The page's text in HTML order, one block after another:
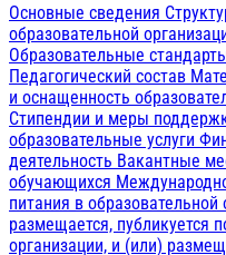
Основные сведения
образовательной
Образовательные
Педагогический состав
и оснащенность
Стипендии и меры
образовательные услуги
деятельность Вакантные
обучающихся
питания в образовательной
размещается, публикуется
организации, и (или)